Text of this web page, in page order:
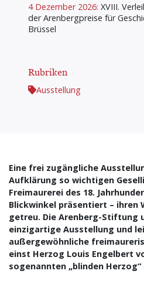
4 Dezember 2026: XVIII.
der Arenbergpreise für
Brüssel
Rubriken
Ausstellung
Eine frei zugängliche
Aufklärung so wichtigen
Freimaurerei des 18.
Blickwinkel präsentiert – ihren
getreu. Die Arenberg-Stiftung
einzigartige Ausstellung und
außergewöhnliche
einst Herzog Louis Engelbert
sogenannten „blinden Herzog“